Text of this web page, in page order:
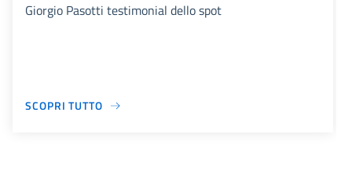
Giorgio Pasotti testimonial dello spot
SCOPRI TUTTO